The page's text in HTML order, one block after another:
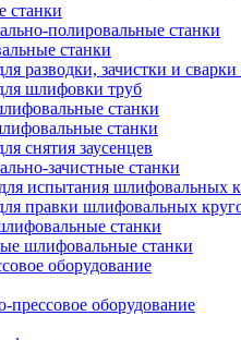
станки
полировальные станки
станки
разводки, зачистки и сварки
шлифовки труб
станки
станки
снятия заусенцев
зачистные станки
испытания шлифовальных
правки шлифовальных
станки
шлифовальные станки
оборудование
прессовое оборудование